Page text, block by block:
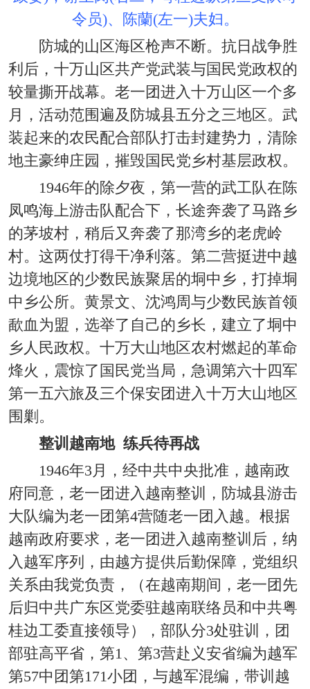
令员)、陈蘭(左一)夫妇。
防城的山区海区枪声不断。抗日战争胜
利后，十万山区共产党武装与国民党政权的
较量撕开战幕。老一团进入十万山区一个多
月，活动范围遍及防城县五分之三地区。武
装起来的农民配合部队打击封建势力，清除
地主豪绅庄园，摧毁国民党乡村基层政权。
1946年的除夕夜，第一营的武工队在陈
凤鸣海上游击队配合下，长途奔袭了马路乡
的茅坡村，稍后又奔袭了那湾乡的老虎岭
村。这两仗打得干净利落。第二营挺进中越
边境地区的少数民族聚居的垌中乡，打掉垌
中乡公所。黄景文、沈鸿周与少数民族首领
歃血为盟，选举了自己的乡长，建立了垌中
乡人民政权。十万大山地区农村燃起的革命
烽火，震惊了国民党当局，急调第六十四军
第一五六旅及三个保安团进入十万大山地区
围剿。
整训越南地 练兵待再战
1946年3月，经中共中央批准，越南政
府同意，老一团进入越南整训，防城县游击
大队编为老一团第4营随老一团入越。根据
越南政府要求，老一团进入越南整训后，纳
入越军序列，由越方提供后勤保障，党组织
关系由我党负责，（在越南期间，老一团先
后归中共广东区党委驻越南联络员和中共粤
桂边工委直接领导），部队分3处驻训，团
部驻高平省，第1、第3营赴义安省编为越军
第57中团第171小团，与越军混编，带训越